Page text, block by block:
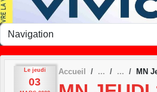
Le jeudi
03
Accueil MN